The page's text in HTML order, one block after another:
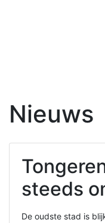
Nieuws
steeds
De oudste stad is